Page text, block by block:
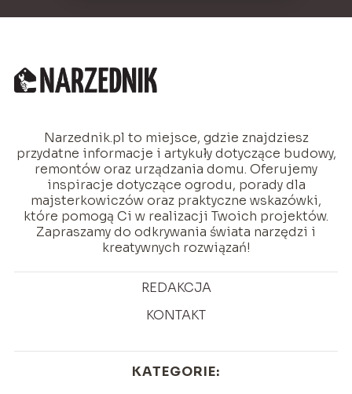
Narzednik.pl to miejsce, gdzie znajdziesz
przydatne informacje i artykuły dotyczące budowy,
remontów oraz urządzania domu. Oferujemy
inspiracje dotyczące ogrodu, porady dla
majsterkowiczów oraz praktyczne wskazówki,
które pomogą Ci w realizacji Twoich projektów.
Zapraszamy do odkrywania świata narzędzi i
kreatywnych rozwiązań!
REDAKCJA
KONTAKT
KATEGORIE: